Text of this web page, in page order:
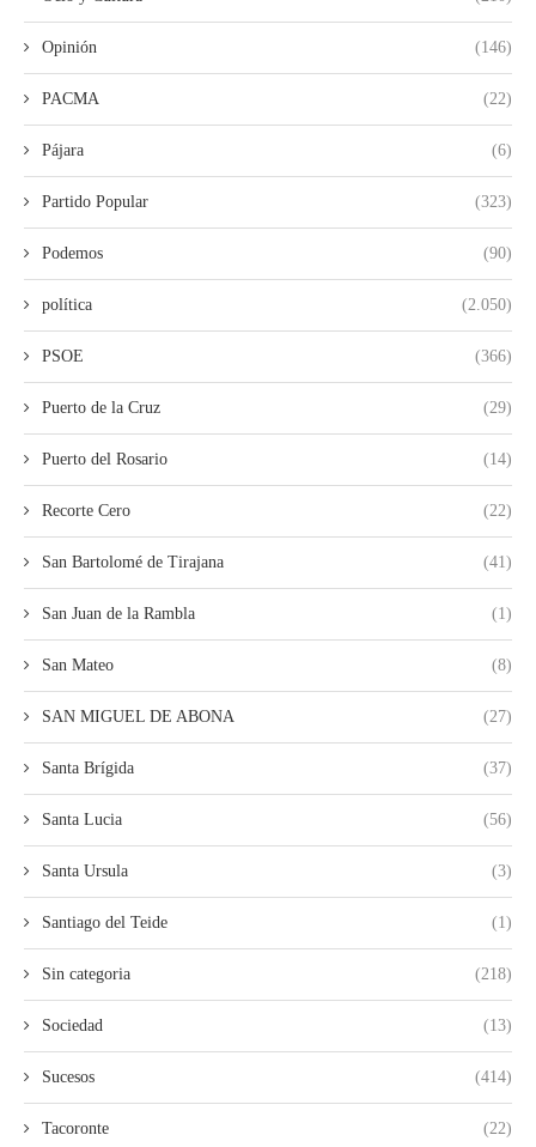
Opinión (146)
PACMA (22)
Pájara (6)
Partido Popular (323)
Podemos (90)
política (2.050)
PSOE (366)
Puerto de la Cruz (29)
Puerto del Rosario (14)
Recorte Cero (22)
San Bartolomé de Tirajana (41)
San Juan de la Rambla (1)
San Mateo (8)
SAN MIGUEL DE ABONA (27)
Santa Brígida (37)
Santa Lucia (56)
Santa Ursula (3)
Santiago del Teide (1)
Sin categoria (218)
Sociedad (13)
Sucesos (414)
Tacoronte (22)